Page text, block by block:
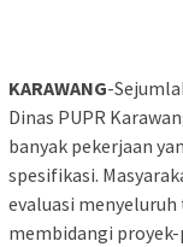
KARAWANG-
Dinas PUPR
banyak pekerjaan
spesifikasi.
evaluasi
membidangi